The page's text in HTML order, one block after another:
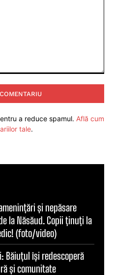
a reduce spamul. Află cum
tale.
și nepăsare
la Năsăud. Copii ținuți la
(foto/video)
Băiuțul își redescoperă
și comunitate